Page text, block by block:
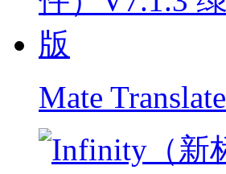
Mate Translate